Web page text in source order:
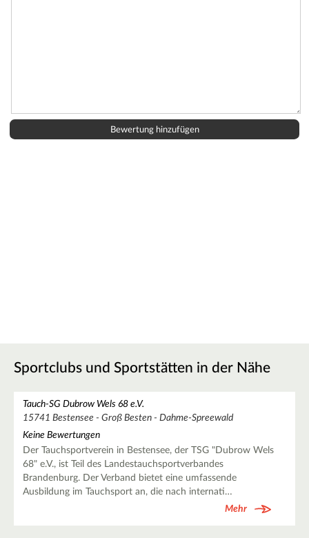
Sportclubs und Sportstätten in der Nähe
Tauch-SG Dubrow Wels 68 e.V.
15741 Bestensee - Groß Besten - Dahme-Spreewald
Keine Bewertungen
Der Tauchsportverein in Bestensee, der TSG "Dubrow Wels
68" e.V., ist Teil des Landestauchsportverbandes
Brandenburg. Der Verband bietet eine umfassende
Ausbildung im Tauchsport an, die nach internati…
Mehr